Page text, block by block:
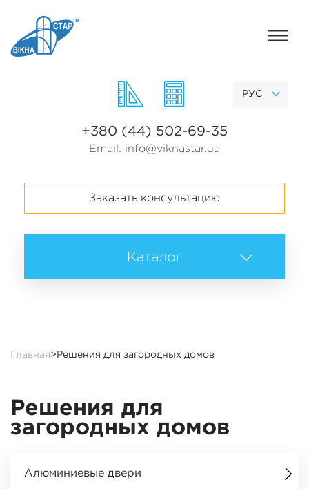
РУС
+380 (44) 502-69-35
Email: info@viknastar.ua
Заказать консультацию
Каталог
Главная> Решения для загородных домов
Решения для
загородных домов
Алюминиевые двери